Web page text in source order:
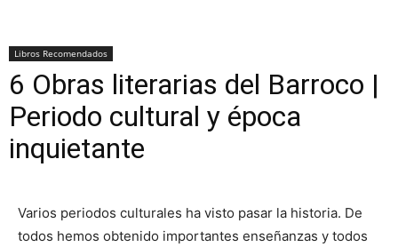
Libros Recomendados
6 Obras literarias del Barroco |
Periodo cultural y época
inquietante
Varios periodos culturales ha visto pasar la historia. De
todos hemos obtenido importantes enseñanzas y todos